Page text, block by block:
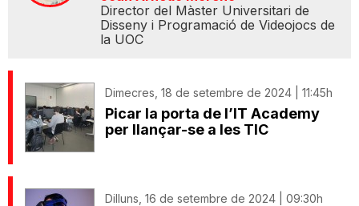
Director del Màster Universitari de
Disseny i Programació de Videojocs de
la UOC
Dimecres, 18 de setembre de 2024 | 11:45h
Picar la porta de l’IT Academy
per llançar-se a les TIC
Dilluns, 16 de setembre de 2024 | 09:30h